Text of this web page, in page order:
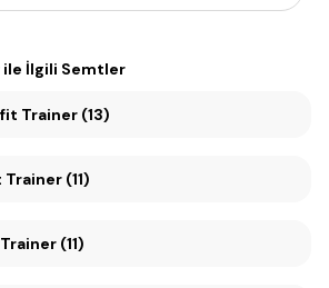
ile İlgili Semtler
Crossfit Trainer (13)
(11)
Trainer (11)